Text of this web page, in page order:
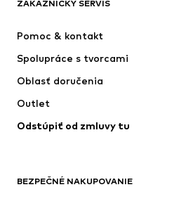
Nové
Bundy
Bielizeň
Kabáty
Plavky
ZÁKAZNÍCKY SERVIS
Pomoc & kontakt
Spolupráce s tvorcami
Oblasť doručenia
Outlet
Odstúpiť od zmluvy tu
BEZPEČNÉ NAKUPOVANIE